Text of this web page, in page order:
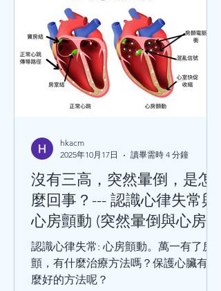
心肌缺血（也叫隱匿性冠心病）、心絞
痛、心肌梗死、缺血性心力衰竭（也叫
缺血性心臟病）、猝死。這5種臨床類
型，在臨床中還可以分為：穩定型冠心
病、急性冠狀動脈綜合徵。 引發冠心病
的危險因素分為：可改變的和不可改變
的兩種。其中可改變因素有：高血壓、
理膳食、過量飲酒等等。 不可改變的危
險因素有：性別、年齡、家族史、感染
病史（如巨細胞病毒、肺炎衣原體、幽
門螺旋桿菌等）。 千萬不要小看冠心
病，冠心病是中老年人的常見病和多發
病，處於這個年齡階段的人，在日常生
活中，出現哪些情況，要及時就醫呢？
勞累或工作緊張時，出現胸骨後疼痛或
心前區悶痛，緊縮樣疼痛，並向
沒有三高，突然暈倒，是怎
麼回事？--- 認識心律失常與
心房顫動 (突然暈倒與心房顫
動)
認識心律失常: 心房顫動。萬一有了房
顫，有什麼治療方法嗎？保護心臟有什
麼好的方法呢？
hkacm
2025年10月17日
讀畢需時 4 分鐘